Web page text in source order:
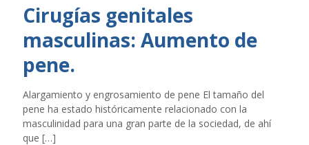
Cirugías genitales
masculinas: Aumento de
pene.
Alargamiento y engrosamiento de pene El tamaño del
pene ha estado históricamente relacionado con la
masculinidad para una gran parte de la sociedad, de ahí
que […]